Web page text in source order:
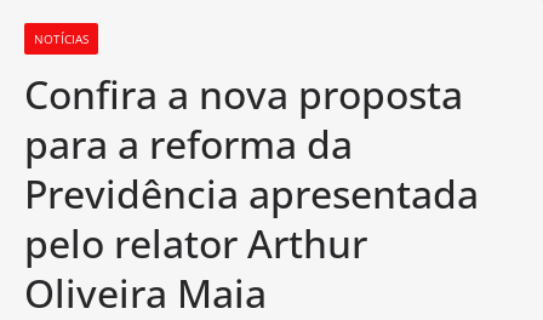
NOTÍCIAS
Confira a nova proposta
para a reforma da
Previdência apresentada
pelo relator Arthur
Oliveira Maia